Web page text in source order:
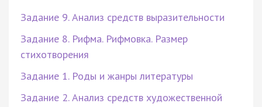
Задание 9. Анализ средств выразительности
Задание 8. Рифма. Рифмовка. Размер
стихотворения
Задание 1. Роды и жанры литературы
Задание 2. Анализ средств художественной